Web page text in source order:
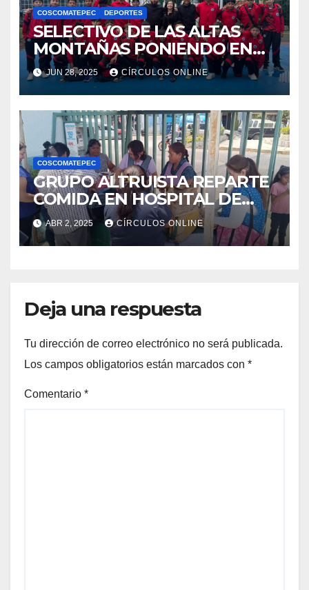
COSCOMATEPEC DEPORTES
SELECTIVO DE LAS ALTAS
MONTAÑAS PONIENDO EN
ALTO EN NOMBRE DE
MÉXICO EN TORNEO
COLOMBIANO
JUN 28, 2025 CÍRCULOS ONLINE
COSCOMATEPEC
GRUPO ALTRUISTA REPARTE
COMIDA EN HOSPITAL DE
COSCOMATEPÉC
ABR 2, 2025 CÍRCULOS ONLINE
Deja una respuesta
Tu dirección de correo electrónico no será publicada.
Los campos obligatorios están marcados con *
Comentario *